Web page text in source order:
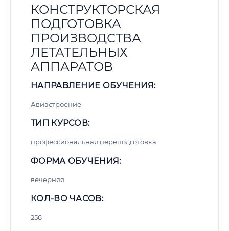
КОНСТРУКТОРСКАЯ
ПОДГОТОВКА
ПРОИЗВОДСТВА
ЛЕТАТЕЛЬНЫХ
АППАРАТОВ
НАПРАВЛЕНИЕ ОБУЧЕНИЯ:
Авиастроение
ТИП КУРСОВ:
профессиональная переподготовка
ФОРМА ОБУЧЕНИЯ:
вечерняя
КОЛ-ВО ЧАСОВ:
256